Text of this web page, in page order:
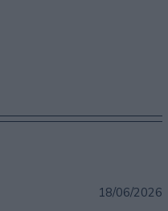
18/06/2026